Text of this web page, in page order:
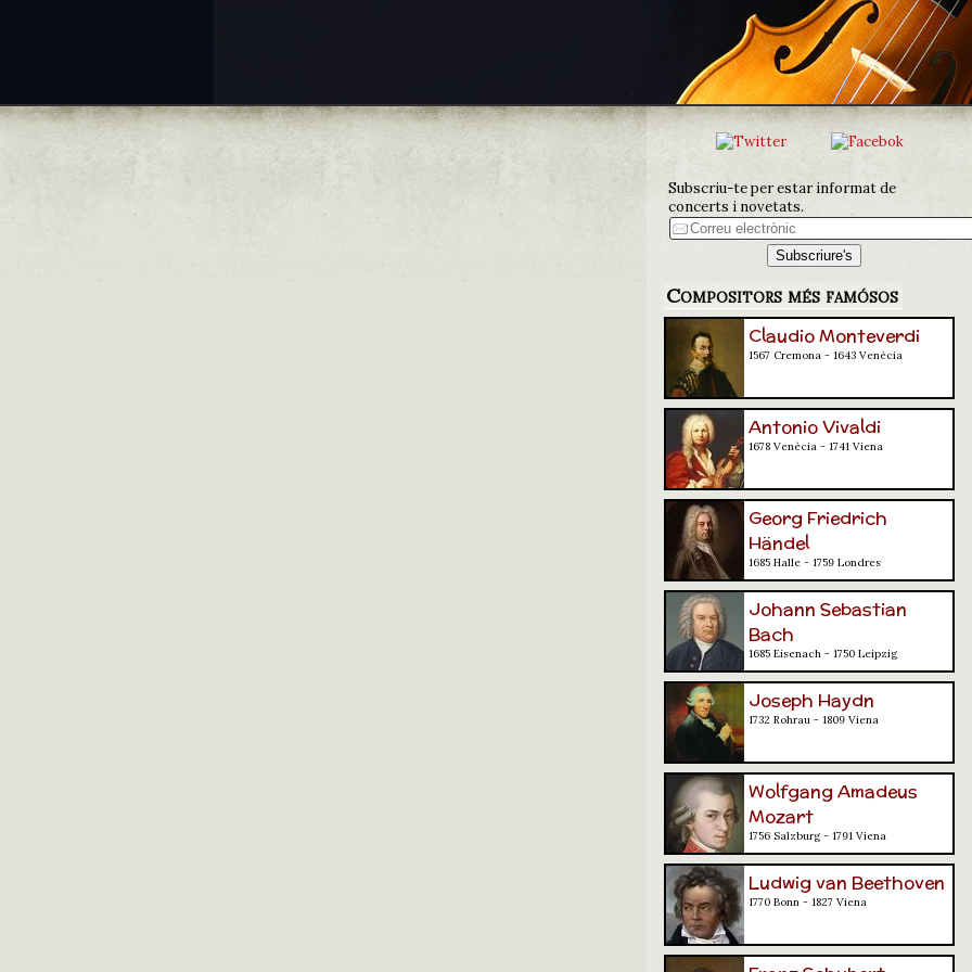
Subscriu-te per estar informat de
concerts i novetats.
Compositors més famósos
Claudio Monteverdi
1567 Cremona - 1643 Venècia
Antonio Vivaldi
1678 Venècia - 1741 Viena
Georg Friedrich
Händel
1685 Halle - 1759 Londres
Johann Sebastian
Bach
1685 Eisenach - 1750 Leipzig
Joseph Haydn
1732 Rohrau - 1809 Viena
Wolfgang Amadeus
Mozart
1756 Salzburg - 1791 Viena
Ludwig van Beethoven
1770 Bonn - 1827 Viena